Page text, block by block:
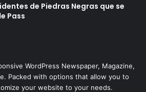
de Piedras Negras que se
Pass
WordPress Newspaper, Magazine,
Packed with options that allow you to
your website to your needs.